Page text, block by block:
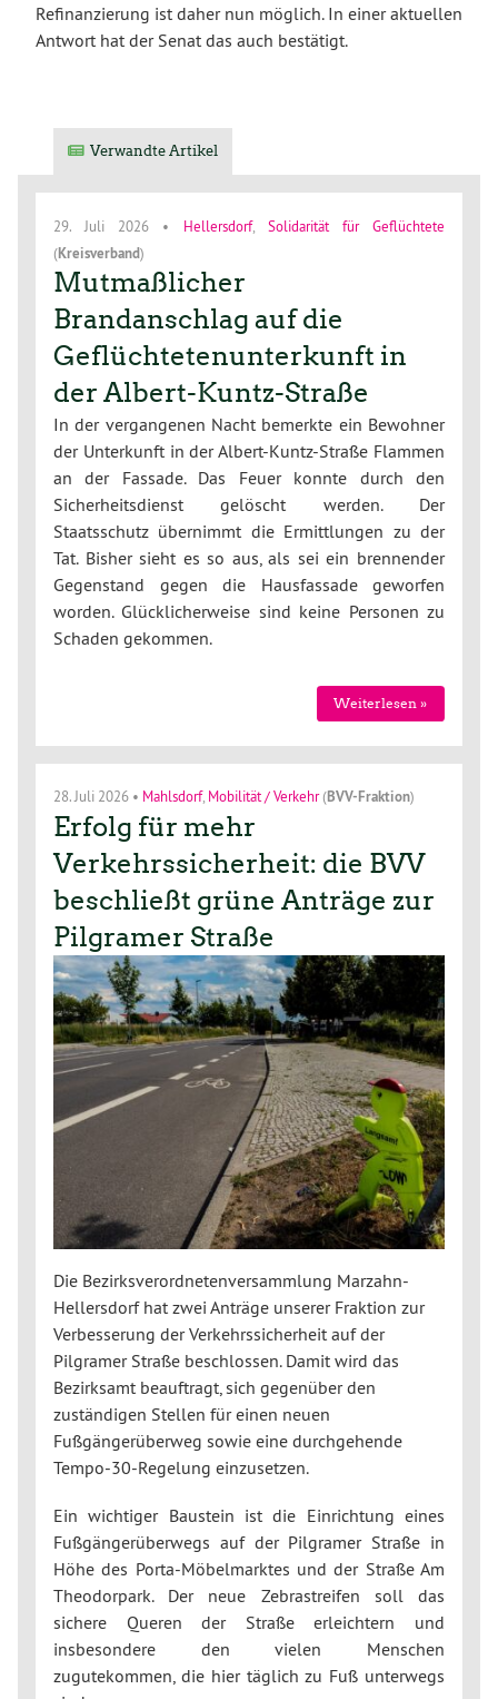
Refinanzierung ist daher nun möglich. In einer aktuellen
Antwort hat der Senat das auch bestätigt.
Verwandte Artikel
29. Juli 2026 • Hellersdorf, Solidarität für Geflüchtete
(Kreisverband)
Mutmaßlicher
Brandanschlag auf die
Geflüchtetenunterkunft in
der Albert-Kuntz-Straße
In der vergangenen Nacht bemerkte ein Bewohner
der Unterkunft in der Albert-Kuntz-Straße Flammen
an der Fassade. Das Feuer konnte durch den
Sicherheitsdienst gelöscht werden. Der
Staatsschutz übernimmt die Ermittlungen zu der
Tat. Bisher sieht es so aus, als sei ein brennender
Gegenstand gegen die Hausfassade geworfen
worden. Glücklicherweise sind keine Personen zu
Schaden gekommen.
Weiterlesen »
28. Juli 2026 • Mahlsdorf, Mobilität / Verkehr(BVV-Fraktion)
Erfolg für mehr
Verkehrssicherheit: die BVV
beschließt grüne Anträge zur
Pilgramer Straße
Die Bezirksverordnetenversammlung Marzahn-
Hellersdorf hat zwei Anträge unserer Fraktion zur
Verbesserung der Verkehrssicherheit auf der
Pilgramer Straße beschlossen. Damit wird das
Bezirksamt beauftragt, sich gegenüber den
zuständigen Stellen für einen neuen
Fußgängerüberweg sowie eine durchgehende
Tempo-30-Regelung einzusetzen.
Ein wichtiger Baustein ist die Einrichtung eines
Fußgängerüberwegs auf der Pilgramer Straße in
Höhe des Porta-Möbelmarktes und der Straße Am
Theodorpark. Der neue Zebrastreifen soll das
sichere Queren der Straße erleichtern und
insbesondere den vielen Menschen
zugutekommen, die hier täglich zu Fuß unterwegs